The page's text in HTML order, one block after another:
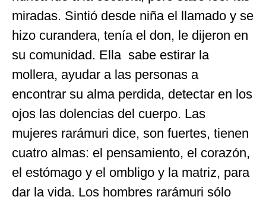
miradas. Sintió desde niña el llamado y se
hizo curandera, tenía el don, le dijeron en
su comunidad. Ella sabe estirar la
mollera, ayudar a las personas a
encontrar su alma perdida, detectar en los
ojos las dolencias del cuerpo. Las
mujeres rarámuri dice, son fuertes, tienen
cuatro almas: el pensamiento, el corazón,
el estómago y el ombligo y la matriz, para
dar la vida. Los hombres rarámuri sólo